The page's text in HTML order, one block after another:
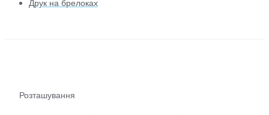
Друк на брелоках
Розташування